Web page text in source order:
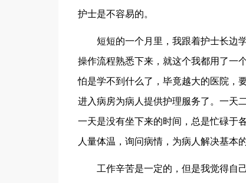
护士是不容易的。
短短的一个月里，我跟着护士长边
操作流程熟悉下来，就这个我都用了一
怕是学不到什么了，毕竟越大的医院，
进入病房为病人提供护理服务了。一天
一天是没有坐下来的时间，总是忙碌于
人量体温，询问病情，为病人解决基本的
工作辛苦是一定的，但是我觉得自